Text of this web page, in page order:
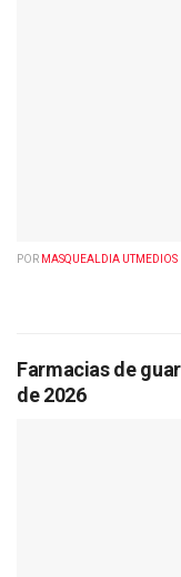
POR MASQUEALDIA UTMEDIOS
Farmacias de
de 2026